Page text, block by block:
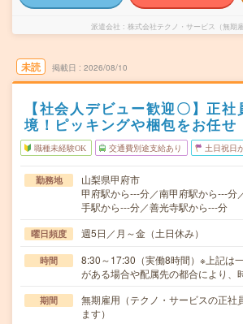
派遣会社 株式会社テクノ・サービス（無期雇
未読 掲載日 2026/08/10
【社会人デビュー歓迎〇】正
境！ピッキングや梱包をお任せ
職種未経験OK 交通費別途支給あり 土日祝日
勤務地
山梨県甲府市
甲府駅から---分／南甲府駅から---分
手駅から---分／善光寺駅から---分
曜日頻度 週5日／月～金（土日休み）
時間
8:30～17:30（実働8時間）※上記は
がある場合や配属先の都合により
期間
無期雇用（テクノ・サービスの正社
ます）